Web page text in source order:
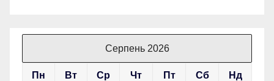
Серпень 2026
Пн Вт Ср Чт Пт Сб Нд